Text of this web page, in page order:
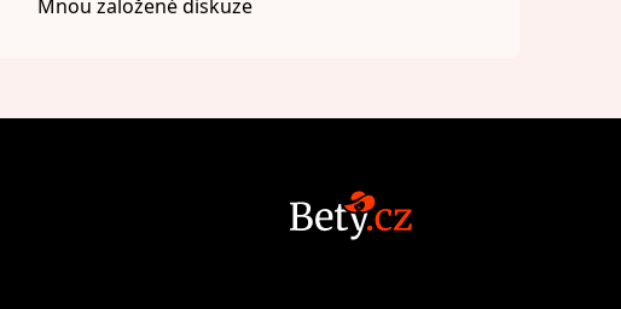
Mnou založené diskuze